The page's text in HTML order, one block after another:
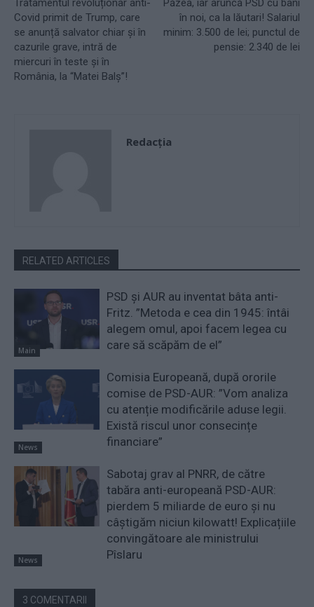
Tratamentul revoluționar anti-
Covid primit de Trump, care
se anunță salvator chiar și în
cazurile grave, intră de
miercuri în teste și în
România, la “Matei Balș”!
Păzea, iar aruncă PSD cu bani
în noi, ca la lăutari! Salariul
minim: 3.500 de lei; punctul de
pensie: 2.340 de lei
Redacţia
RELATED ARTICLES
Main
PSD și AUR au inventat bâta anti-
Fritz. ”Metoda e cea din 1945: întâi
alegem omul, apoi facem legea cu
care să scăpăm de el”
News
Comisia Europeană, după ororile
comise de PSD-AUR: ”Vom analiza
cu atenție modificările aduse legii.
Există riscul unor consecințe
financiare”
News
Sabotaj grav al PNRR, de către
tabăra anti-europeană PSD-AUR:
pierdem 5 miliarde de euro și nu
câștigăm niciun kilowatt! Explicațiile
convingătoare ale ministrului
Pîslaru
3 COMENTARII